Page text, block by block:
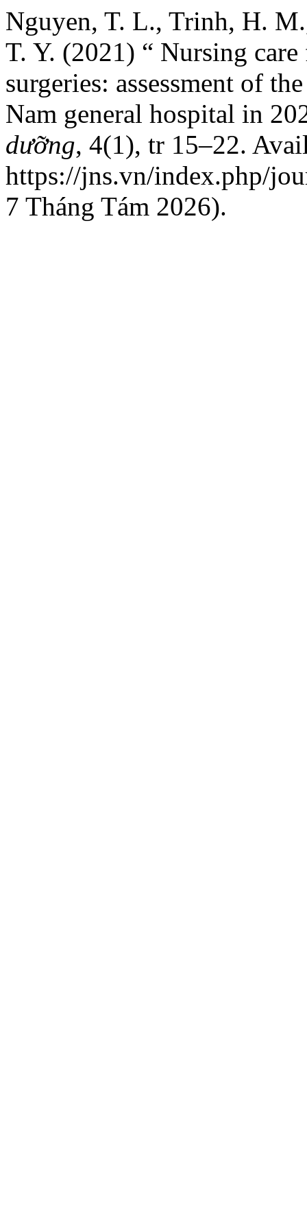
Nguyen, T. L., Trinh, H.
T. Y. (2021) “ Nursing
surgeries: assessment of
Nam general hospital in
dưỡng, 4(1), tr 15–22.
https://jns.vn/index.php/
7 Tháng Tám 2026).